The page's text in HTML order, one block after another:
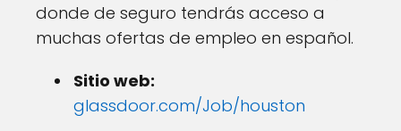
donde de seguro tendrás acceso a
muchas ofertas de empleo en español.
Sitio web:
glassdoor.com/Job/houston